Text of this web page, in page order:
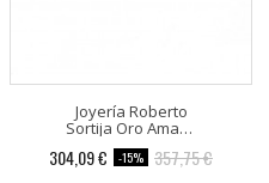
Joyería Roberto
Sortija Oro Amarillo Con 9...
304,09 € -15% 357,75 €